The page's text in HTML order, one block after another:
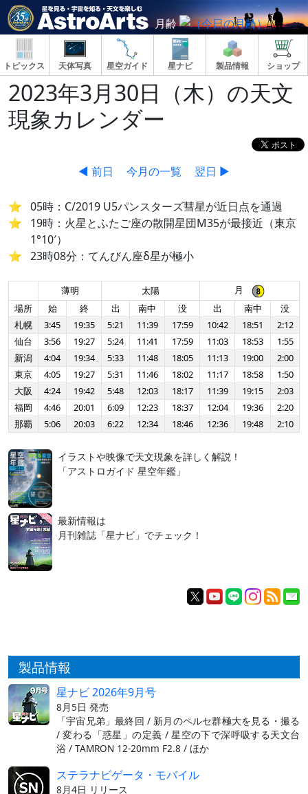
月齢
トピックス 天体写真 星空ガイド 星ナビ 製品情報 ショップ
2023年3月30日（木）の天文
現象カレンダー
◀ 前日 今月の一覧 翌日 ▶
05時：C/2019 U5パンスターズ彗星が近日点を通過
19時：火星とふたご座の散開星団M35が最接近（東京
1°10′）
23時08分：てんびん座δ星が極小
薄明 太陽
月
場所
始 終 出 南中 没 出 南中
没
札幌
3:45 19:35 5:21 11:39 17:59 10:42 18:51
2:12
仙台
3:56 19:27 5:24 11:41 17:59 11:03 18:53
1:55
新潟
4:04 19:34 5:33 11:48 18:05 11:13 19:00
2:00
東京
4:05 19:27 5:31 11:46 18:02 11:17 18:58
1:50
大阪
4:24 19:42 5:48 12:03 18:17 11:39 19:15
2:03
福岡
4:46 20:01 6:09 12:23 18:37 12:04 19:36
2:20
那覇
5:06 20:03 6:22 12:34 18:46 12:36 19:48 2:10
イラストや映像で天文現象を詳しく解説！
「アストロガイド 星空年鑑」
最新情報は
月刊雑誌「星ナビ」でチェック！
製品情報
星ナビ 2026年9月号
8月5日 発売
「宇宙兄弟」最終回 / 新月のペルセ群極大を見る・撮る
/ 変わる「惑星」の定義 / 星空の下で深呼吸する天文台
浴 / TAMRON 12-20mm F2.8 / ほか
ステラナビゲータ・モバイル
8月4日 リリース